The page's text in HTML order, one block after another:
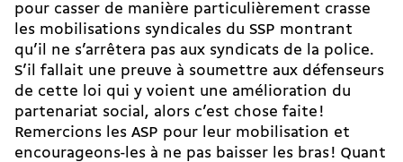
pour casser de manière particulièrement crasse
les mobilisations syndicales du SSP montrant
qu’il ne s’arrêtera pas aux syndicats de la police.
S’il fallait une preuve à soumettre aux défenseurs
de cette loi qui y voient une amélioration du
partenariat social, alors c’est chose faite !
Remercions les ASP pour leur mobilisation et
encourageons-les à ne pas baisser les bras ! Quant